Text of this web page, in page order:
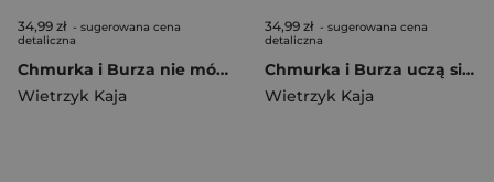
34,99 zł - sugerowana cena
detaliczna
Chmurka i Burza nie mówią prawdy
Wietrzyk Kaja
34,99 zł - sugerowana cena
detaliczna
Chmurka i Burza uczą się pływać
Wietrzyk Kaja